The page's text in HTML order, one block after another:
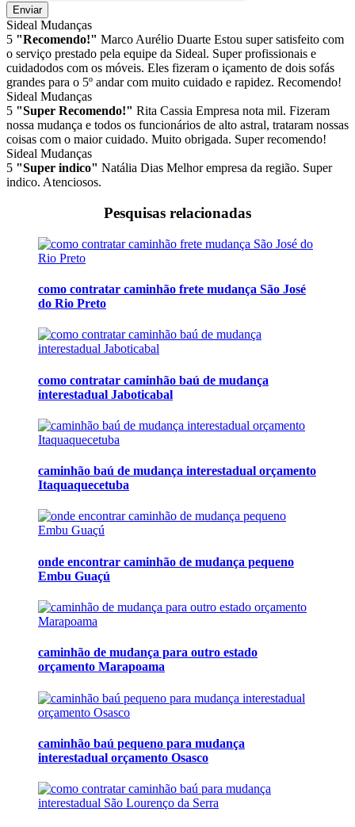
Enviar
Sideal Mudanças
5 "Recomendo!" Marco Aurélio Duarte Estou super satisfeito com
o serviço prestado pela equipe da Sideal. Super profissionais e
cuidadodos com os móveis. Eles fizeram o içamento de dois sofás
grandes para o 5º andar com muito cuidado e rapidez. Recomendo!
Sideal Mudanças
5 "Super Recomendo!" Rita Cassia Empresa nota mil. Fizeram
nossa mudança e todos os funcionários de alto astral, trataram nossas
coisas com o maior cuidado. Muito obrigada. Super recomendo!
Sideal Mudanças
5 "Super indico" Natália Dias Melhor empresa da região. Super
indico. Atenciosos.
Pesquisas relacionadas
como contratar caminhão frete mudança São José
do Rio Preto
como contratar caminhão baú de mudança
interestadual Jaboticabal
caminhão baú de mudança interestadual orçamento
Itaquaquecetuba
onde encontrar caminhão de mudança pequeno
Embu Guaçú
caminhão de mudança para outro estado
orçamento Marapoama
caminhão baú pequeno para mudança
interestadual orçamento Osasco